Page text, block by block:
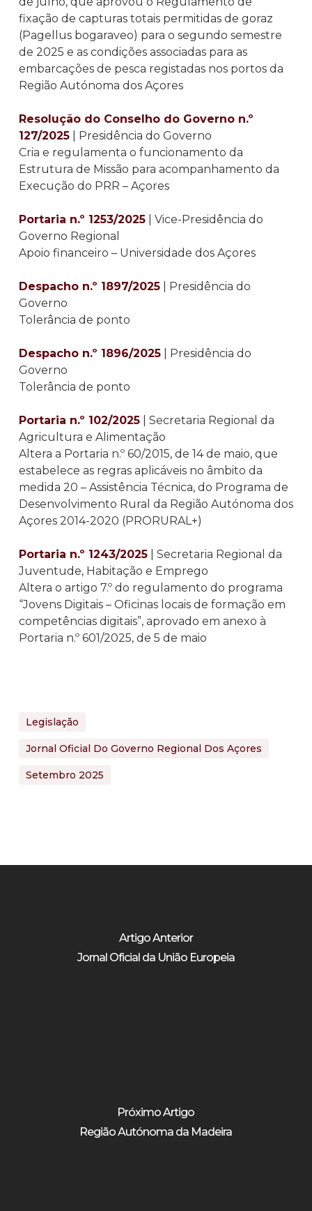
fixação de capturas totais permitidas de goraz
(Pagellus bogaraveo) para o segundo semestre
de 2025 e as condições associadas para as
embarcações de pesca registadas nos portos da
Região Autónoma dos Açores
Resolução do Conselho do Governo n.º
127/2025| Presidência do Governo
Cria e regulamenta o funcionamento da
Estrutura de Missão para acompanhamento da
Execução do PRR – Açores
Portaria n.º 1253/2025| Vice-Presidência do
Governo Regional
Apoio financeiro – Universidade dos Açores
Despacho n.º 1897/2025| Presidência do
Governo
Tolerância de ponto
Despacho n.º 1896/2025| Presidência do
Governo
Tolerância de ponto
Portaria n.º 102/2025| Secretaria Regional da
Agricultura e Alimentação
Altera a Portaria n.º 60/2015, de 14 de maio, que
estabelece as regras aplicáveis no âmbito da
medida 20 – Assistência Técnica, do Programa de
Desenvolvimento Rural da Região Autónoma dos
Açores 2014-2020 (PRORURAL+)
Portaria n.º 1243/2025| Secretaria Regional da
Juventude, Habitação e Emprego
Altera o artigo 7.º do regulamento do programa
“Jovens Digitais – Oficinas locais de formação em
competências digitais”, aprovado em anexo à
Portaria n.º 601/2025, de 5 de maio
Legislação
Jornal Oficial Do Governo Regional Dos Açores
Setembro 2025
Artigo Anterior
Jornal Oficial da União Europeia
Próximo Artigo
Região Autónoma da Madeira